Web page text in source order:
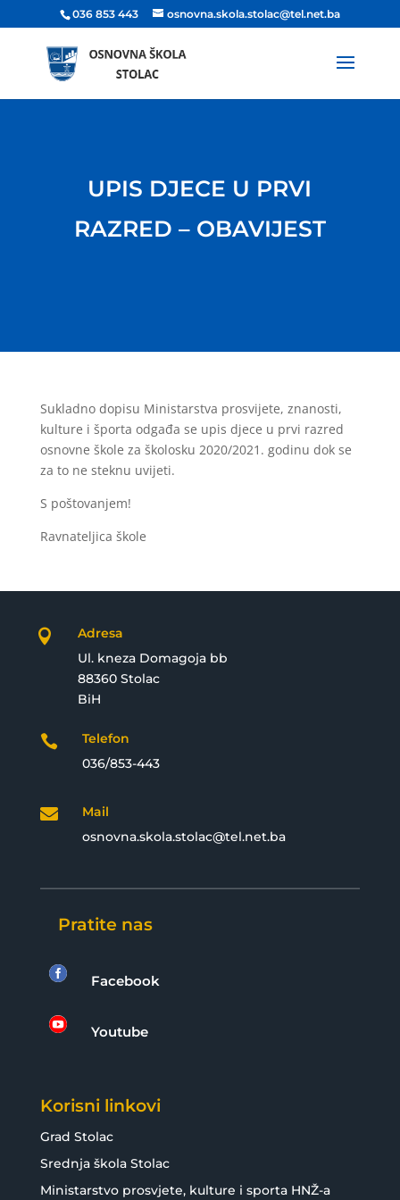
036 853 443 osnovna.skola.stolac@tel.net.ba
UPIS DJECE U PRVI
RAZRED – OBAVIJEST
Sukladno dopisu Ministarstva prosvijete, znanosti,
kulture i športa odgađa se upis djece u prvi razred
osnovne škole za školosku 2020/2021. godinu dok se
za to ne steknu uvijeti.
S poštovanjem!
Ravnateljica škole

Adresa
Ul. kneza Domagoja bb
88360 Stolac
BiH

Telefon
036/853-443

Mail
osnovna.skola.stolac@tel.net.ba
Pratite nas
 Facebook
 Youtube
Korisni linkovi
Grad Stolac
Srednja škola Stolac
Ministarstvo prosvjete, kulture i sporta HNŽ-a